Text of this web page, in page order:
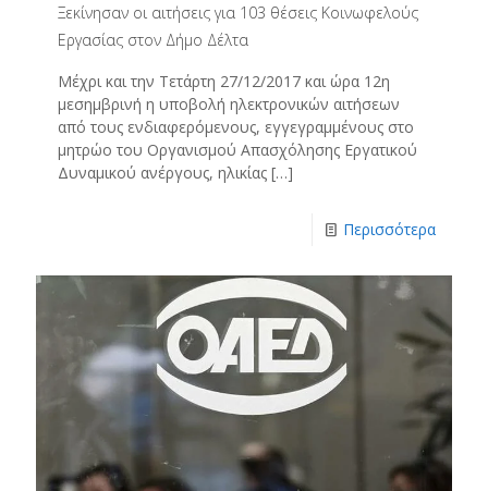
Ξεκίνησαν οι αιτήσεις για 103 θέσεις Κοινωφελούς
Εργασίας στον Δήμο Δέλτα
Μέχρι και την Τετάρτη 27/12/2017 και ώρα 12η
μεσημβρινή η υποβολή ηλεκτρονικών αιτήσεων
από τους ενδιαφερόμενους, εγγεγραμμένους στο
μητρώο του Οργανισμού Απασχόλησης Εργατικού
Δυναμικού ανέργους, ηλικίας […]
Περισσότερα